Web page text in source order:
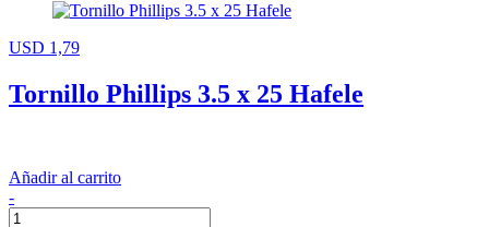
USD 1,79
Tornillo Phillips 3.5 x 25 Hafele
Añadir al carrito
-